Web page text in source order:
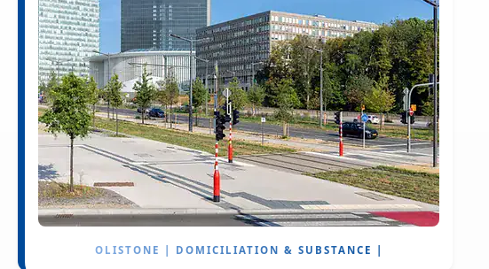
OLISTONE | DOMICILIATION & SUBSTANCE |